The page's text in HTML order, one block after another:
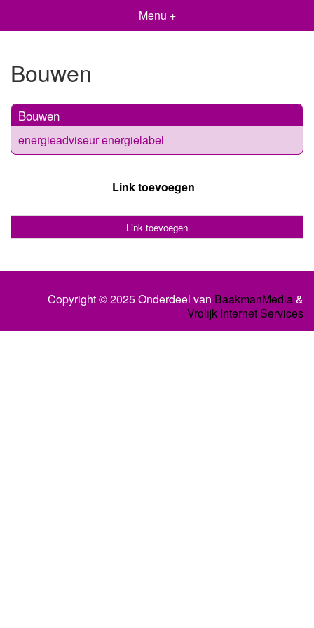
Menu +
Bouwen
Bouwen
energieadviseur energielabel
Link toevoegen
Link toevoegen
Copyright © 2025 Onderdeel van BaakmanMedia&
Vrolijk Internet Services